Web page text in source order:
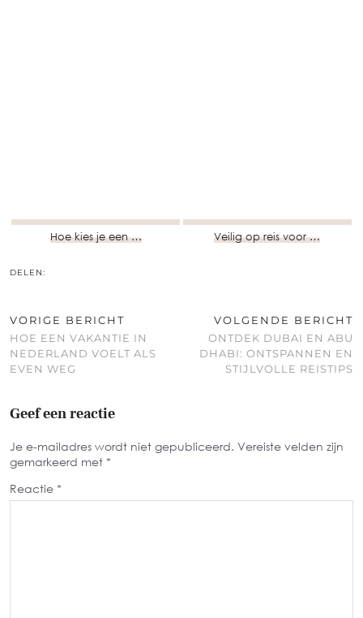
Hoe kies je een … Veilig op reis voor …
DELEN:
VORIGE BERICHT
HOE EEN VAKANTIE IN
NEDERLAND VOELT ALS
EVEN WEG
VOLGENDE BERICHT
ONTDEK DUBAI EN ABU
DHABI: ONTSPANNEN EN
STIJLVOLLE REISTIPS
Geef een reactie
Je e-mailadres wordt niet gepubliceerd. Vereiste velden zijn
gemarkeerd met *
Reactie *